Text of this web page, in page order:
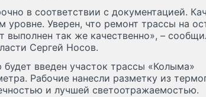
в соответствии с документацией.
уровне. Уверен, что ремонт трассы на
выполнен так же качественно», –
Сергей Носов.
введен участок трассы «Колыма»
Рабочие нанесли разметку из
и лучшей светоотражаемостью.